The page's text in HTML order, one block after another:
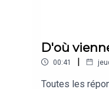
D'où
00:41 |
Toutes les